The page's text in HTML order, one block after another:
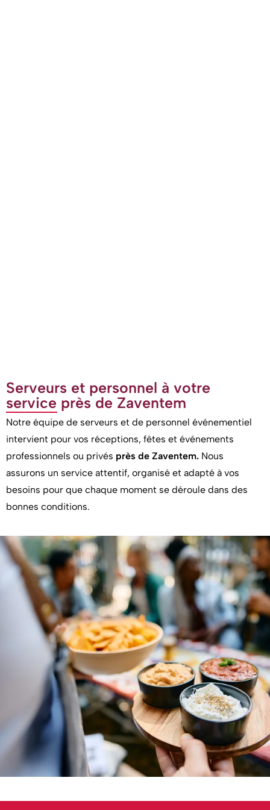
Serveurs et personnel à votre
service près de Zaventem
Notre équipe de serveurs et de personnel événementiel
intervient pour vos réceptions, fêtes et événements
professionnels ou privés près de Zaventem. Nous
assurons un service attentif, organisé et adapté à vos
besoins pour que chaque moment se déroule dans des
bonnes conditions.